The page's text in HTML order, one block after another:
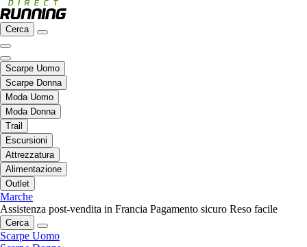
Cerca
Scarpe Uomo
Scarpe Donna
Moda Uomo
Moda Donna
Trail
Escursioni
Attrezzatura
Alimentazione
Outlet
Marche
Assistenza post-vendita in Francia Pagamento sicuro Reso facile
Cerca
Scarpe Uomo